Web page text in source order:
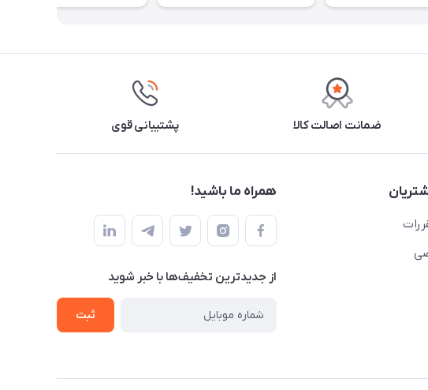
ضمانت اصالت کالا پشتیبانی قوی
همراه ما باشید!
از جدید‌ترین تخفیف‌ها با‌ خبر شوید
ثبت